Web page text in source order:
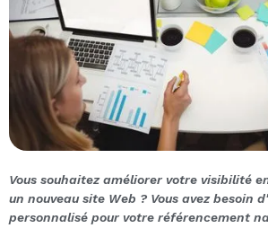
Vous souhaitez améliorer votre visibilité
un nouveau site Web ? Vous avez besoin
personnalisé pour votre référencement